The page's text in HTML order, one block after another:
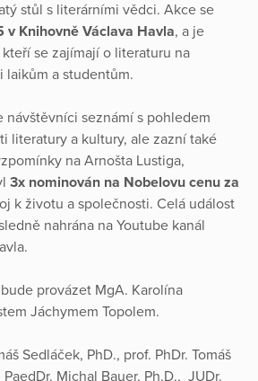
stůl s literárními vědci. Akce se
v Knihovně Václava Havla, a je
se zajímají o literaturu na
laikům a studentům.
návštěvníci seznámí s pohledem
literatury a kultury, ale zazní také
na Arnošta Lustiga,
3x nominován na Nobelovu cenu za
k životu a společnosti. Celá událost
nahrána na Youtube kanál
provázet MgA. Karolína
Jáchymem Topolem.
Sedláček, PhD., prof. PhDr. Tomáš
Michal Bauer, Ph.D., JUDr.